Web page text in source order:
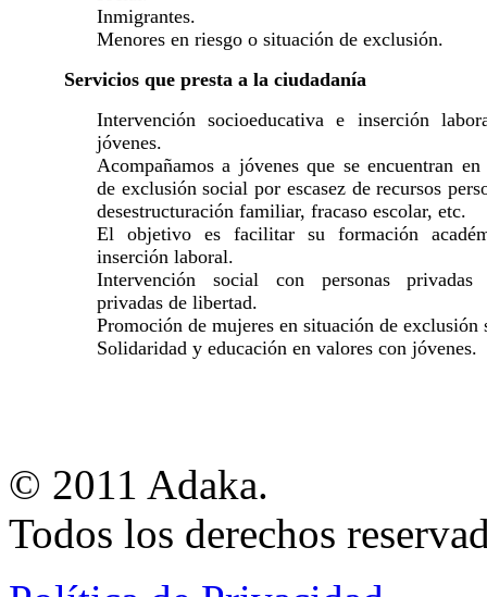
Inmigrantes.
Menores en riesgo o situación de exclusión.
Servicios que presta a la ciudadanía
Intervención socioeducativa e inserción
jóvenes.
Acompañamos a jóvenes que se encuentran en
de exclusión social por escasez de recursos
desestructuración familiar, fracaso escolar, etc.
El objetivo es facilitar su formación
inserción laboral.
Intervención social con personas
privadas de libertad.
Promoción de mujeres en situación de exclusión
Solidaridad y educación en valores con jóvenes.
© 2011 Adaka.
Todos los derechos